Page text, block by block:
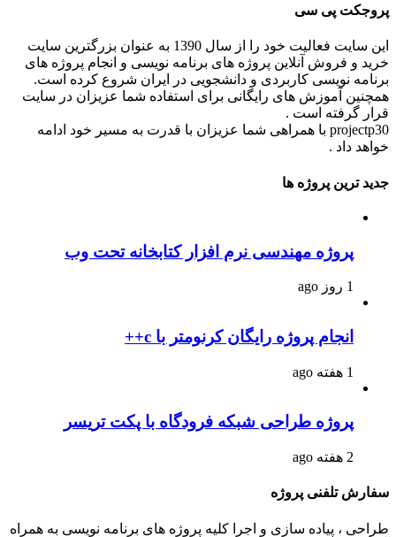
پروجکت پی سی
این سایت فعالیت خود را از سال 1390 به عنوان بزرگترین سایت
خرید و فروش آنلاین پروژه های برنامه نویسی و انجام پروژه های
برنامه نویسی کاربردی و دانشجویی در ایران شروع کرده است.
همچنین آموزش های رایگانی برای استفاده شما عزیزان در سایت
قرار گرفته است .
projectp30 با همراهی شما عزیزان با قدرت به مسیر خود ادامه
خواهد داد .
جدید ترین پروژه ها
پروژه مهندسی نرم افزار کتابخانه تحت وب
1 روز ago
انجام پروژه رایگان کرنومتر با c++
1 هفته ago
پروژه طراحی شبکه فرودگاه با پکت تریسر
2 هفته ago
سفارش تلفنی پروژه
طراحی ، پیاده سازی و اجرا کلیه پروژه های برنامه نویسی به همراه